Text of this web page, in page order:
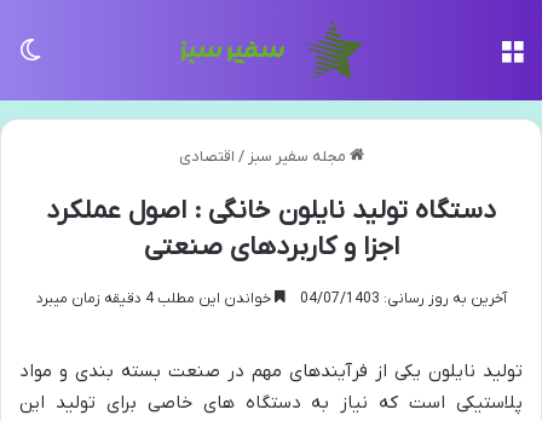
مجله سفیر سبز / اقتصادی
دستگاه تولید نایلون خانگی : اصول عملکرد
اجزا و کاربردهای صنعتی
آخرین به روز رسانی: 04/07/1403 خواندن این مطلب 4 دقیقه زمان میبرد
تولید نایلون یکی از فرآیندهای مهم در صنعت بسته بندی و مواد
پلاستیکی است که نیاز به دستگاه های خاصی برای تولید این